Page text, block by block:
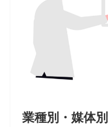
業種別・媒体